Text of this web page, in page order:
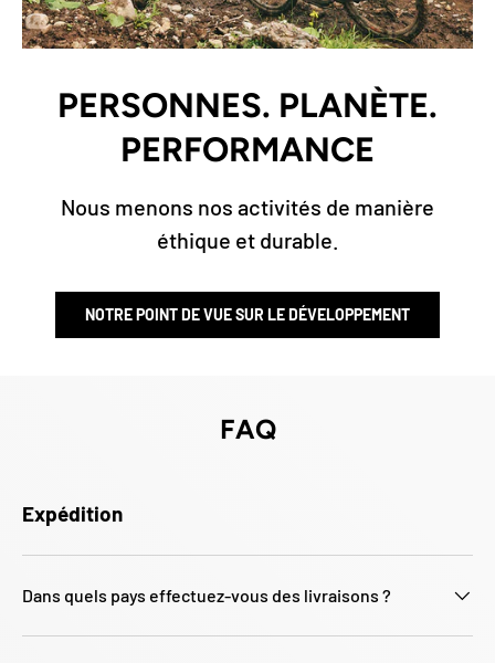
PERSONNES. PLANÈTE.
PERFORMANCE
Nous menons nos activités de manière
éthique et durable.
NOTRE POINT DE VUE SUR LE DÉVELOPPEMENT
FAQ
Expédition
Dans quels pays effectuez-vous des livraisons ?